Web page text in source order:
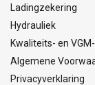
Ladingzekering
Hydrauliek
Kwaliteits- en
Algemene
Privacyverklaring